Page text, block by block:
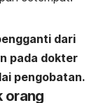
dari
pada dokter
pengobatan.
orang